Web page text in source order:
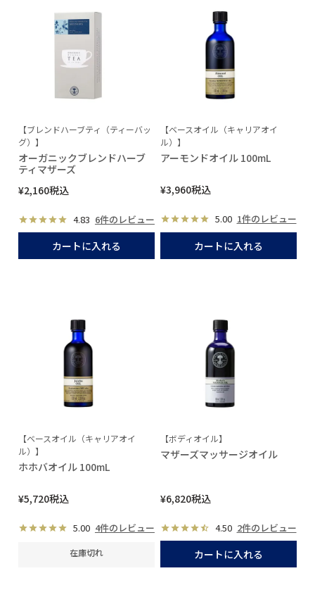
【ブレンドハーブティ（ティーバッ
グ）】
オーガニックブレンドハーブ
ティマザーズ
¥2,160税込
4.83 6件のレビュー
カートに入れる
【ベースオイル（キャリアオイ
ル）】
アーモンドオイル 100mL
¥3,960税込
5.00 1件のレビュー
カートに入れる
【ベースオイル（キャリアオイ
ル）】
ホホバオイル 100mL
¥5,720税込
5.00 4件のレビュー
在庫切れ
【ボディオイル】
マザーズマッサージオイル
¥6,820税込
4.50 2件のレビュー
カートに入れる